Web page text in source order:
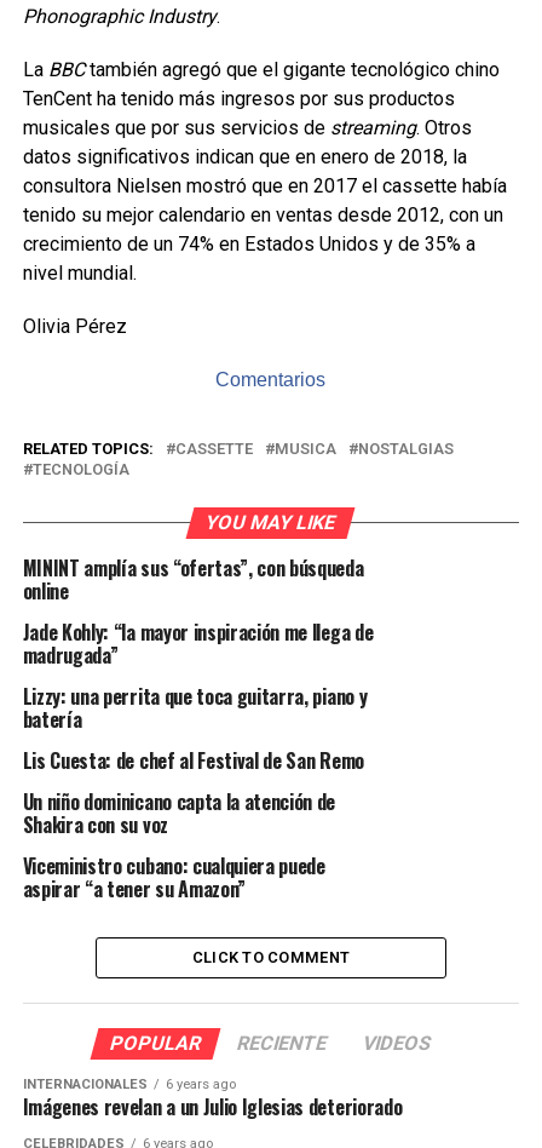
Phonographic Industry.
La BBCtambién agregó que el gigante tecnológico chino
TenCent ha tenido más ingresos por sus productos
musicales que por sus servicios de streaming. Otros
datos significativos indican que en enero de 2018, la
consultora Nielsen mostró que en 2017 el cassette había
tenido su mejor calendario en ventas desde 2012, con un
crecimiento de un 74% en Estados Unidos y de 35% a
nivel mundial.
Olivia Pérez
Comentarios
RELATED TOPICS: CASSETTE MUSICA
NOSTALGIAS
TECNOLOGÍA
YOU MAY LIKE
MININT amplía sus “ofertas”, con búsqueda
online
Jade Kohly: “la mayor inspiración me llega de
madrugada”
Lizzy: una perrita que toca guitarra, piano y
batería
Lis Cuesta: de chef al Festival de San Remo
Un niño dominicano capta la atención de
Shakira con su voz
Viceministro cubano: cualquiera puede
aspirar “a tener su Amazon”
CLICK TO COMMENT
POPULAR RECIENTE VIDEOS
INTERNACIONALES 6 years ago
Imágenes revelan a un Julio Iglesias deteriorado
CELEBRIDADES 6 years ago